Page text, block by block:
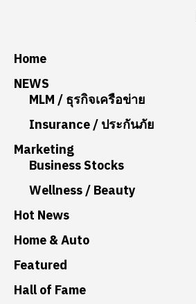
Home
NEWS
MLM / ธุรกิจเครือข่าย
Insurance / ประกันภัย
Marketing
Business Stocks
Wellness / Beauty
Hot News
Home & Auto
Featured
Hall of Fame